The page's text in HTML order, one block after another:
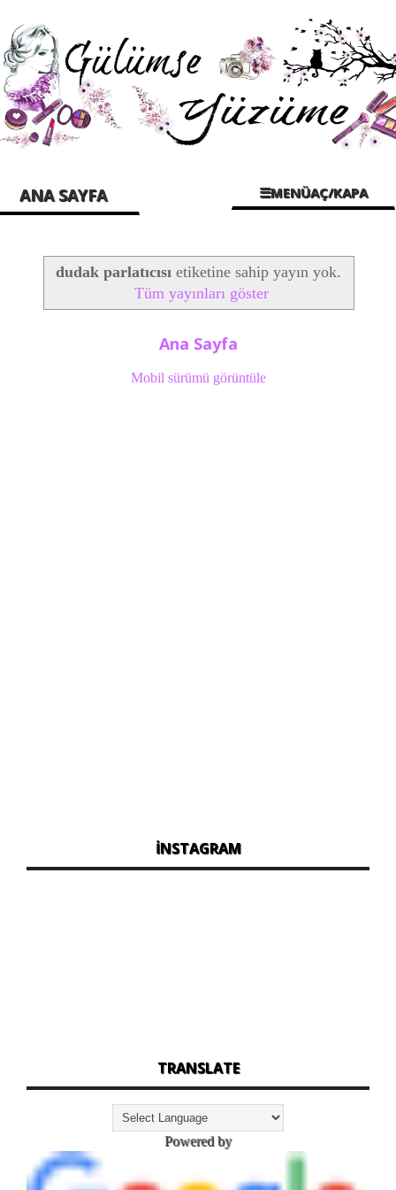
ANA SAYFA ☰MENÜAÇ/KAPA
dudak parlatıcısı etiketine sahip yayın yok.
Tüm yayınları göster
Ana Sayfa
Mobil sürümü görüntüle
İNSTAGRAM
TRANSLATE
Powered by